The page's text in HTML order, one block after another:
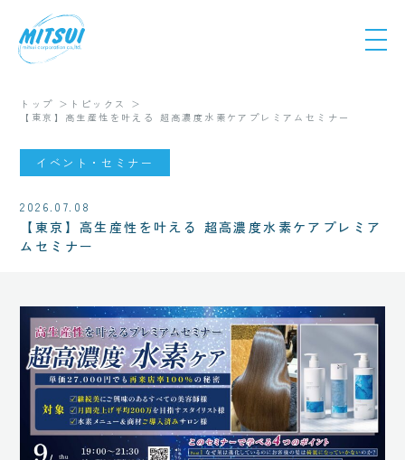
トップ
トピックス
【東京】高生産性を叶える 超高濃度水素ケアプレミアムセミナー
イベント・セミナー
2026.07.08
【東京】高生産性を叶える 超高濃度水素ケアプレミア
ムセミナー